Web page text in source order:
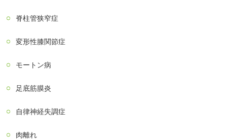
脊柱管狭窄症
変形性膝関節症
モートン病
足底筋膜炎
自律神経失調症
肉離れ